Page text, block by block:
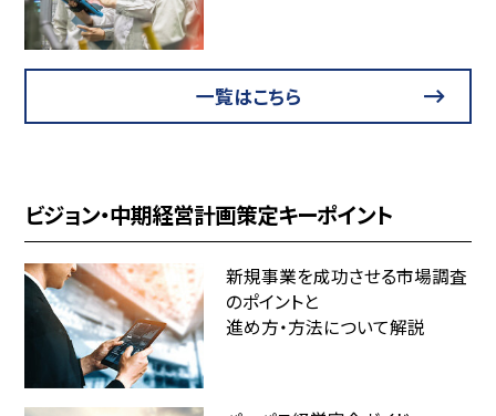
一覧はこちら
ビジョン・中期経営計画策定キーポイント
新規事業を成功させる市場調査
のポイントと
進め方・方法について解説